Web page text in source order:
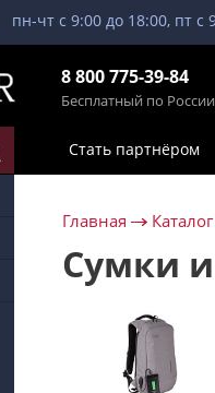
пн-чт с 9:00 до 18:00, пт с
8 800 775-39-84
Бесплатный по России
Стать партнёром
Главная Каталог
Сумки